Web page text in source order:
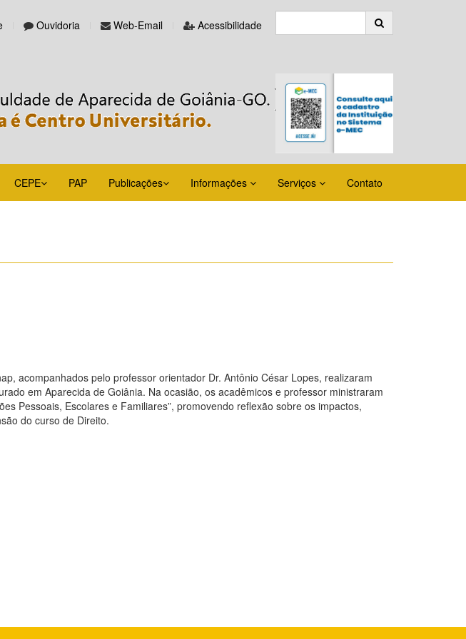
Ouvidoria Web-Email Acessibilidade
CEPE PAP Publicações Informações Serviços Contato
acompanhados pelo professor orientador Dr. Antônio César Lopes, realizaram
em Aparecida de Goiânia. Na ocasião, os acadêmicos e professor ministraram
Pessoais, Escolares e Familiares”, promovendo reflexão sobre os impactos,
do curso de Direito.